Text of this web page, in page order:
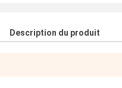
Description du produit